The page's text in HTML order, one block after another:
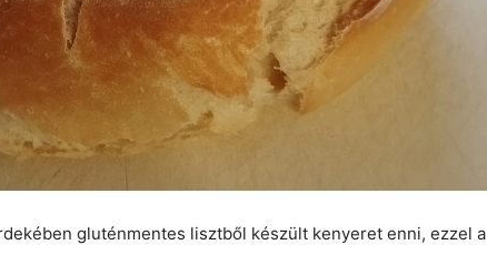
gluténmentes lisztből készült kenyeret enni, ezzel a